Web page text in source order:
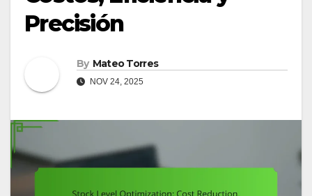
Precisión
By Mateo Torres
NOV 24, 2025